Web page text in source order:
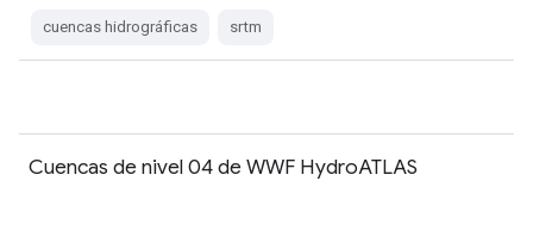
cuencas hidrográficas srtm
Cuencas de nivel 04 de WWF HydroATLAS